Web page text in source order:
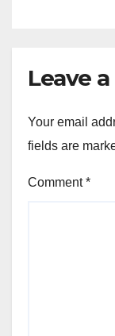
Leave
Your email
fields are
Comment*